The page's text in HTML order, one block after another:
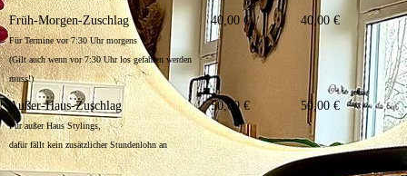
Früh-Morgen-Zuschlag
Für Termine vor 7:30 Uhr morgens
(Gilt auch wenn vor 7:30 Uhr los gefahren werden
muss!)
40,00 € 40,00 €
Außer-Haus-Zuschlag
Für außer Haus Stylings,
dafür fällt kein zusätzlicher Stundenlohn an
50,00 € 50,00 €